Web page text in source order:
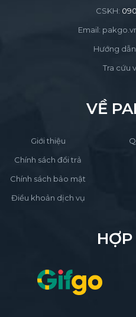
CSKH:
Email:
Hướng
Tra cứu
VỀ
Giới thiệu
Chính sách đổi trả
Chính sách bảo mật
Điều khoản dịch vụ